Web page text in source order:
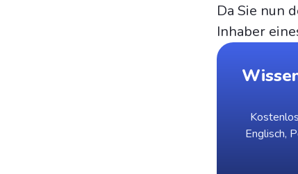
Da Sie nun
Inhaber
Englisch,